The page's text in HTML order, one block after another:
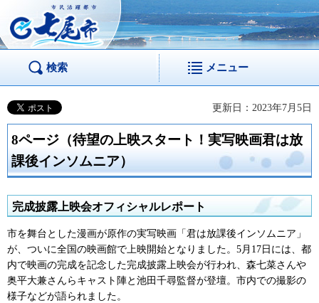
市民活躍都市 七尾
市
検索 メニュー
更新日：2023年7月5日
8ページ（待望の上映スタート！実写映画君は放
課後インソムニア）
完成披露上映会オフィシャルレポート
市を舞台とした漫画が原作の実写映画「君は放課後インソムニア」
が、ついに全国の映画館で上映開始となりました。5月17日には、都
内で映画の完成を記念した完成披露上映会が行われ、森七菜さんや
奥平大兼さんらキャスト陣と池田千尋監督が登壇。市内での撮影の
様子などが語られました。